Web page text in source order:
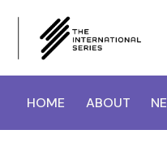
HOME ABOUT